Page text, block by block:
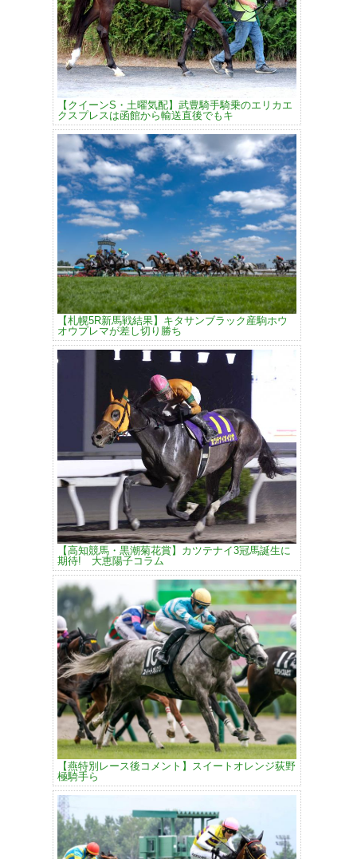
【クイーンS・土曜気配】武豊騎手騎乗のエリカエ
クスプレスは函館から輸送直後でもキ
【札幌5R新馬戦結果】キタサンブラック産駒ホウ
オウプレマが差し切り勝ち
【高知競馬・黒潮菊花賞】カツテナイ3冠馬誕生に
期待! 大恵陽子コラム
【燕特別レース後コメント】スイートオレンジ荻野
極騎手ら